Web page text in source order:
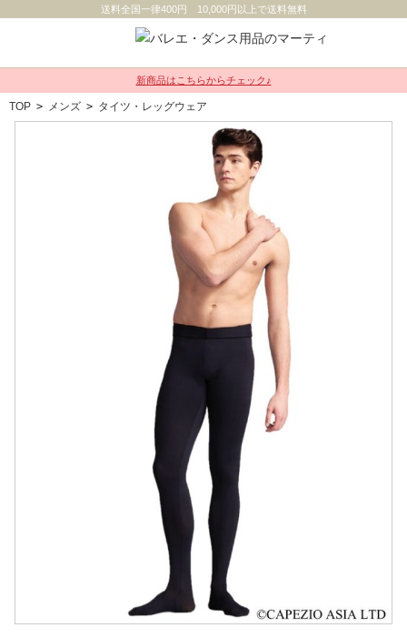
送料全国一律400円 10,000円以上で送料無料
新商品はこちらからチェック♪
TOP > メンズ > タイツ・レッグウェア